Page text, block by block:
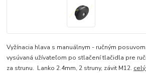
Vyžínacia hlava s manuálnym - ručným
vysúvaná užívateľom po stlačení tlačidla pre
za strunu. Lanko 2.4mm, 2 struny, závit M12.